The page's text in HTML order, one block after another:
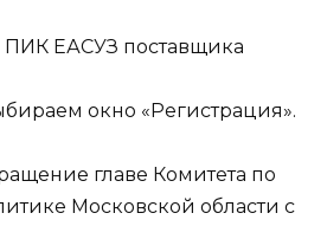
ПИК ЕАСУЗ поставщика
окно «Регистрация».
главе Комитета по
Московской области с